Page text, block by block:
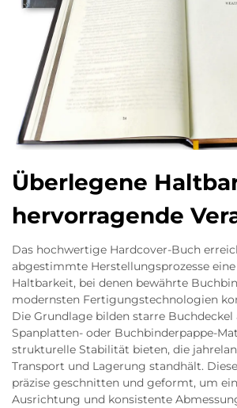
Überlegene
hervorragende
Das hochwertige Hardcover-Buch
abgestimmte Herstellungsprozesse
Haltbarkeit, bei denen bewährte
modernsten Fertigungstechnologien
Die Grundlage bilden starre
Spanplatten- oder Buchbinderpappe-
strukturelle Stabilität bieten, die
Transport und Lagerung standhält.
präzise geschnitten und geformt, um
Ausrichtung und konsistente